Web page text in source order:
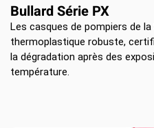
Bullard Série PX
Les casques de pompiers de la
thermoplastique robuste,
la dégradation après des
température.